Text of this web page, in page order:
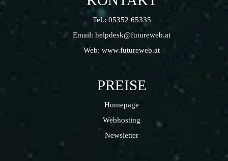
Tel.: 05352 65335
Email: helpdesk@futureweb.at
Web: www.futureweb.at
PREISE
Homepage
Webhosting
Newsletter